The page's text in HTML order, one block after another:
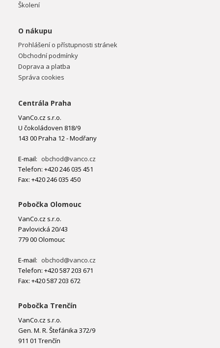
Školení
O nákupu
Prohlášení o přístupnosti stránek
Obchodní podmínky
Doprava a platba
Správa cookies
Centrála Praha
VanCo.cz s.r.o.
U čokoládoven 818/9
143 00 Praha 12 - Modřany
E-mail: obchod@vanco.cz
Telefon: +420 246 035 451
Fax: +420 246 035 450
Pobočka Olomouc
VanCo.cz s.r.o.
Pavlovická 20/43
779 00 Olomouc
E-mail: obchod@vanco.cz
Telefon: +420 587 203 671
Fax: +420 587 203 672
Pobočka Trenčín
VanCo.cz s.r.o.
Gen. M. R. Štefánika 372/9
911 01 Trenčín